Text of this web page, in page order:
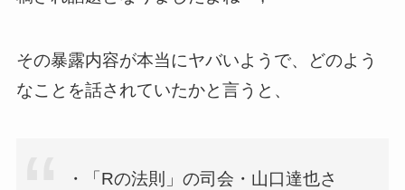
その暴露内容が本当にヤバいようで、どのよう
なことを話されていたかと言うと、
・「Rの法則」の司会・山口達也さ